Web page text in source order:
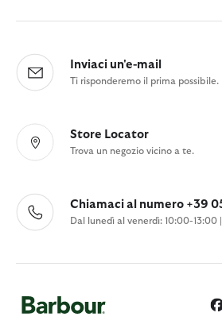
Inviaci un'e-mail
Ti risponderemo il prima possibile.
Store Locator
Trova un negozio vicino a te.
Chiamaci al numero +39
Dal lunedì al venerdì: 10:00-13:00